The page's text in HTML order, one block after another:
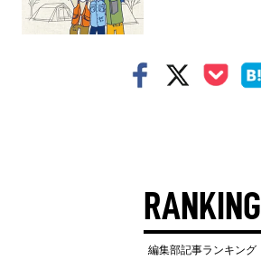
RANKING
編集部記事ランキング